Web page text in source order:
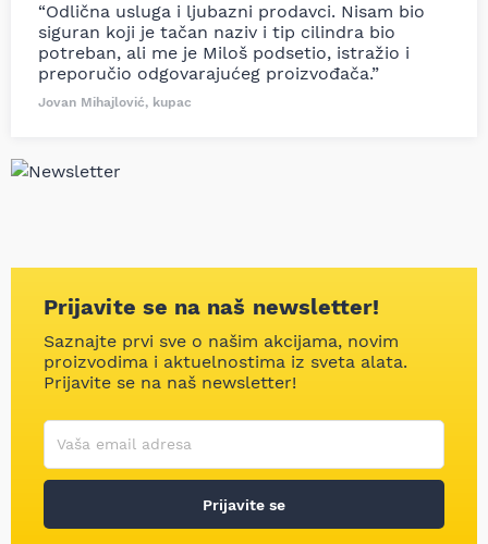
“Odlična usluga i ljubazni prodavci. Nisam bio
siguran koji je tačan naziv i tip cilindra bio
potreban, ali me je Miloš podsetio, istražio i
preporučio odgovarajućeg proizvođača.”
Jovan Mihajlović, kupac
Prijavite se na naš newsletter!
Saznajte prvi sve o našim akcijama, novim
proizvodima i aktuelnostima iz sveta alata.
Prijavite se na naš newsletter!
Korisničko ime
Vaša email adresa
Prijavite se